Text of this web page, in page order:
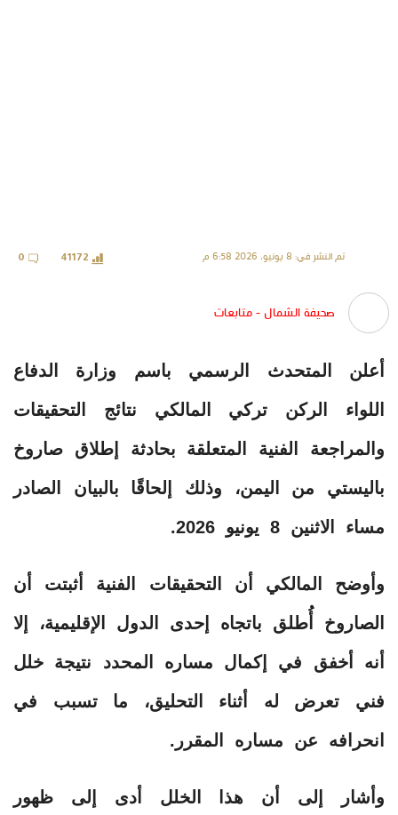
تم النشر في: 8 يونيو، 2026 6:58 م 41172
0
صحيفة الشمال - متابعات
أعلن المتحدث الرسمي باسم وزارة الدفاع
اللواء الركن تركي المالكي نتائج التحقيقات
والمراجعة الفنية المتعلقة بحادثة إطلاق صاروخ
باليستي من اليمن، وذلك إلحاقًا بالبيان الصادر
مساء الاثنين 8 يونيو 2026.
وأوضح المالكي أن التحقيقات الفنية أثبتت أن
الصاروخ أُطلق باتجاه إحدى الدول الإقليمية، إلا
أنه أخفق في إكمال مساره المحدد نتيجة خلل
فني تعرض له أثناء التحليق، ما تسبب في
انحرافه عن مساره المقرر.
وأشار إلى أن هذا الخلل أدى إلى ظهور